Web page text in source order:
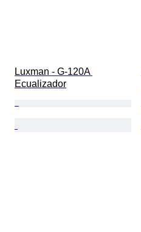
Luxman - G-120A
Ecualizador